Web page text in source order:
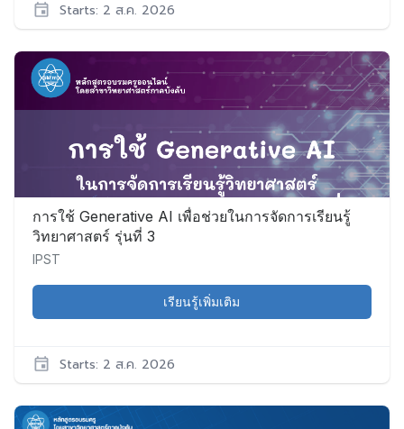
Starts: 2 ส.ค. 2026
IPST
Math023
ส.ค.
การใช้ Generative AI เพื่อช่วยในการจัดการเรียนรู้
วิทยาศาสตร์ รุ่นที่ 3
IPST
เรียนรู้เพิ่มเติม
Starts: 2 ส.ค. 2026
IPST